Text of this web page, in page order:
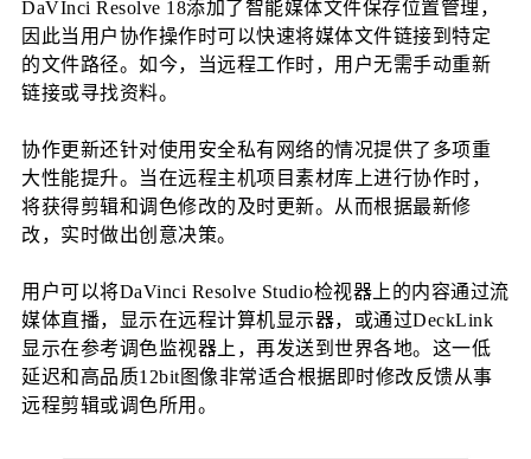
DaVInci Resolve 18添加了智能媒体文件保存位置管理，
因此当用户协作操作时可以快速将媒体文件链接到特定
的文件路径。如今，当远程工作时，用户无需手动重新
链接或寻找资料。
协作更新还针对使用安全私有网络的情况提供了多项重
大性能提升。当在远程主机项目素材库上进行协作时，
将获得剪辑和调色修改的及时更新。从而根据最新修
改，实时做出创意决策。
用户可以将DaVinci Resolve Studio检视器上的内容通过流
媒体直播，显示在远程计算机显示器，或通过DeckLink
显示在参考调色监视器上，再发送到世界各地。这一低
延迟和高品质12bit图像非常适合根据即时修改反馈从事
远程剪辑或调色所用。